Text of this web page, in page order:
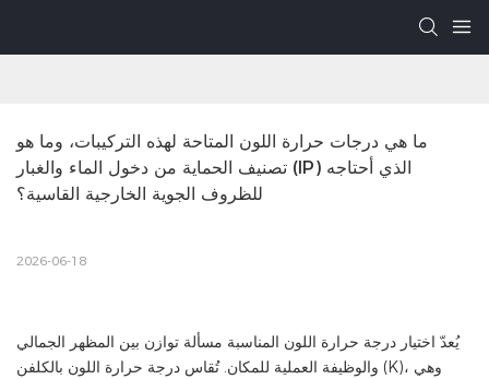
ما هي درجات حرارة اللون المتاحة لهذه التركيبات، وما هو
تصنيف الحماية من دخول الماء والغبار (IP) الذي أحتاجه
للظروف الجوية الخارجية القاسية؟
2026-06-18
يُعدّ اختيار درجة حرارة اللون المناسبة مسألة توازن بين المظهر الجمالي
والوظيفة العملية للمكان. تُقاس درجة حرارة اللون بالكلفن (K)، وهي